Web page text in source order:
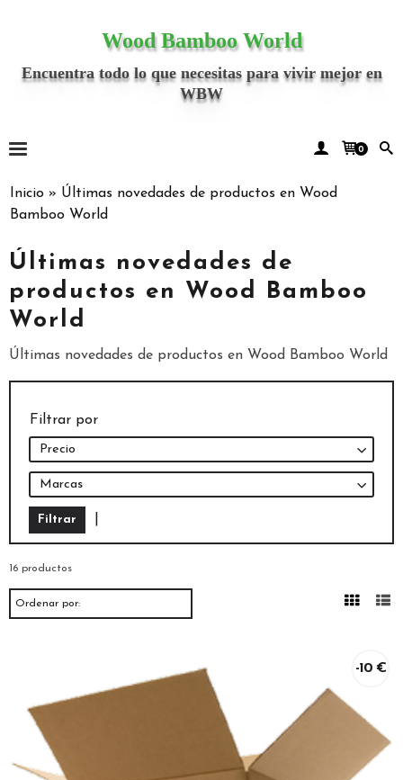
Wood Bamboo World
Encuentra todo lo que necesitas para vivir mejor en
WBW
0
Inicio » Últimas novedades de productos en Wood
Bamboo World
Últimas novedades de
productos en Wood Bamboo
World
Últimas novedades de productos en Wood Bamboo World
Filtrar por
Precio
Marcas
16 productos
Ordenar por:
-10 €